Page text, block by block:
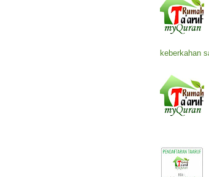
keberkahan